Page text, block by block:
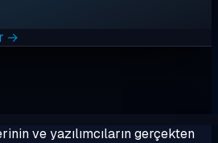
→
ve yazılımcıların gerçekten